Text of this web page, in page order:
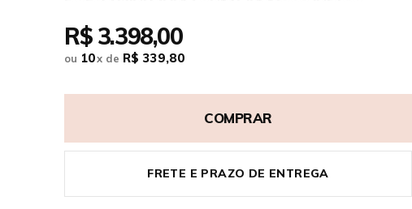
R$ 3.398,00
ou 10xde R$ 339,80
COMPRAR
FRETE E PRAZO DE ENTREGA